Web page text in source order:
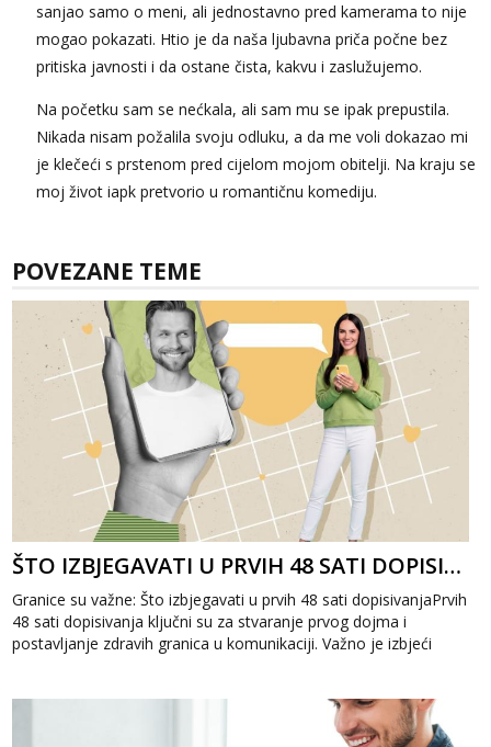
sanjao samo o meni, ali jednostavno pred kamerama to nije
mogao pokazati. Htio je da naša ljubavna priča počne bez
pritiska javnosti i da ostane čista, kakvu i zaslužujemo.
Na početku sam se nećkala, ali sam mu se ipak prepustila.
Nikada nisam požalila svoju odluku, a da me voli dokazao mi
je klečeći s prstenom pred cijelom mojom obitelji. Na kraju se
moj život iapk pretvorio u romantičnu komediju.
POVEZANE TEME
ŠTO IZBJEGAVATI U PRVIH 48 SATI DOPISIVANJA
Granice su važne: Što izbjegavati u prvih 48 sati dopisivanjaPrvih
48 sati dopisivanja ključni su za stvaranje prvog dojma i
postavljanje zdravih granica u komunikaciji. Važno je izbjeći